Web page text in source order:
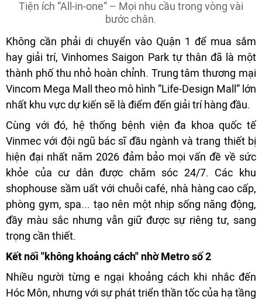
Tiện ích “All-in-one” – Mọi nhu cầu trong vòng vài
bước chân.
Không cần phải di chuyển vào Quận 1 để mua sắm
hay giải trí, Vinhomes Saigon Park tự thân đã là một
thành phố thu nhỏ hoàn chỉnh. Trung tâm thương mại
Vincom Mega Mall theo mô hình “Life-Design Mall” lớn
nhất khu vực dự kiến sẽ là điểm đến giải trí hàng đầu.
Cùng với đó, hệ thống bệnh viện đa khoa quốc tế
Vinmec với đội ngũ bác sĩ đầu ngành và trang thiết bị
hiện đại nhất năm 2026 đảm bảo mọi vấn đề về sức
khỏe của cư dân được chăm sóc 24/7. Các khu
shophouse sầm uất với chuỗi café, nhà hàng cao cấp,
phòng gym, spa... tạo nên một nhịp sống năng động,
đầy màu sắc nhưng vẫn giữ được sự riêng tư, sang
trọng cần thiết.
Kết nối "không khoảng cách" nhờ Metro số 2
Nhiều người từng e ngại khoảng cách khi nhắc đến
Hóc Môn, nhưng với sự phát triển thần tốc của hạ tầng